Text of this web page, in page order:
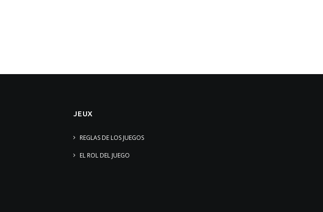
JEUX
REGLAS DE LOS JUEGOS
EL ROL DEL JUEGO